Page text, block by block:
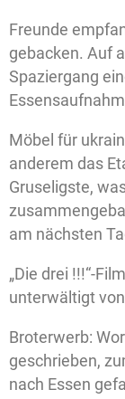
Freunde
gebacken. Auf
Spaziergang
Möbel für
anderem das
Gruseligste,
am nächsten
„Die drei !!!“-
unterwältigt
Broterwerb:
geschrieben,
nach Essen